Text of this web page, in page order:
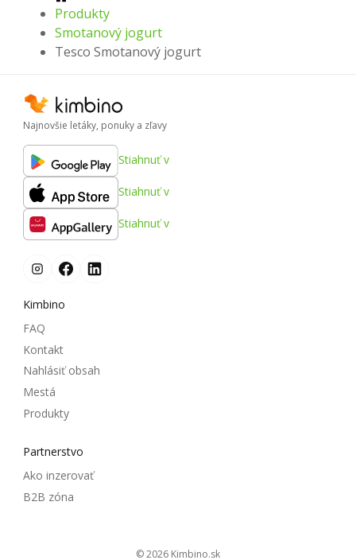
Produkty
Smotanový jogurt
Tesco Smotanový jogurt
Najnovšie letáky, ponuky a zľavy
Stiahnuť v
Stiahnuť v
Stiahnuť v
Kimbino
FAQ
Kontakt
Nahlásiť obsah
Mestá
Produkty
Partnerstvo
Ako inzerovať
B2B zóna
© 2026 kimbino.sk